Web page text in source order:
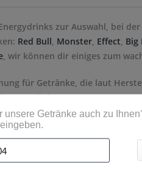
zur Auswahl, bei
Red Bull, Monster, Effect, Big
, wir können dir einiges zum
für Getränke, die laut
Getränke stammt aus
verabreicht wurde. Aus
und wurde damit Ende
Szene sehr erfolgreich.
das Erinnerungsvermögen